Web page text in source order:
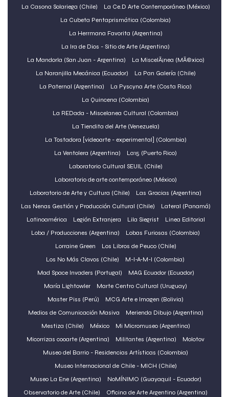
La Casona Solariega (Chile)
La Ce.D Arte Contemporáneo (México)
La Cubeta Pentaprismática (Colombia)
La Herrmana Favorita (Argentina)
La Ira de Dios - Sitio de Arte (Argentina)
La Mandorla (San Juan - Argentina)
La MiscelÃ¡nea (MÃ©xico)
La Naranjilla Mecánica (Ecuador)
La Pan Galería (Chile)
La Paternal (Argentina)
La Pyscyna Arte (Costa Rica)
La Quincena (Colombia)
La REDada - Miscelanea Cultural (Colombia)
La Tiendita del Arte (Venezuela)
La Tostadora [videoarte - experimental] (Colombia)
La Ventolera (Argentina)
La15 (Puerto Rico)
Laboratorio Cultural SEUIL (Chile)
Laboratorio de arte contemporáneo (México)
Laboratorio de Arte y Cultura (Chile)
Las Gracias (Argentina)
Las Nenas Gestión y Producción Cultural (Chile)
Lateral (Panamá)
Latinoamérica
Legión Extranjera Lila Siegrist
Linea Editorial
Loba / Producciones (Argentina)
Lobas Furiosas (Colombia)
Lorraine Green
Los Libros de Peuco (Chile)
Los No Más Clavos (Chile)
M-I-A-M-I (Colombia)
Mad Space Invaders (Portugal)
MAG Ecuador (Ecuador)
María Lightowler
Marte Centro Cultural (Uruguay)
Master Piss (Perú)
MCG Arte e Imagen (Bolivia)
Medios de Comunicación Masiva
Merienda Dibujo (Argentina)
Mestiza (Chile)
México
Mi Micromuseo (Argentina)
Micorrizas cooarte (Argentina)
Militantes (Argentina)
Molotov
Museo del Barrio - Residencias Artísticas (Colombia)
Museo Internacional de Chile - MICH (Chile)
Museo La Ene (Argentina)
NoMÍNIMO (Guayaquil - Ecuador)
Observatorio de Arte (Chile)
Oficina de Arte Argentino (Argentina)